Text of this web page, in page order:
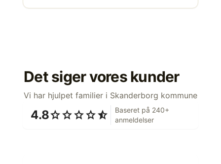
Det siger vores kunder
Vi har hjulpet familier i Skanderborg kommune
4.8starstarstarstarstar_half
Baseret på 240+
anmeldelser